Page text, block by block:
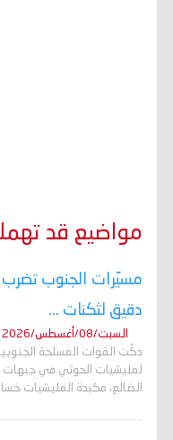
مواضيع قد
مسيّرات الجنوب تضرب
دقيق لثكنات ...
السبت/08/أغسطس/2026 - 11:09 م
دكّت القوات المسلحة
لمليشيات الحوثي في جبهات
الضالع، مكبدة المليشيات خسا